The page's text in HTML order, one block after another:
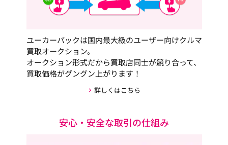
ユーカーパックは国内最大級のユーザー向けクルマ
買取オークション。
オークション形式だから買取店同士が競り合って、
買取価格がグングン上がります！
詳しくはこちら
安心・安全な取引の仕組み